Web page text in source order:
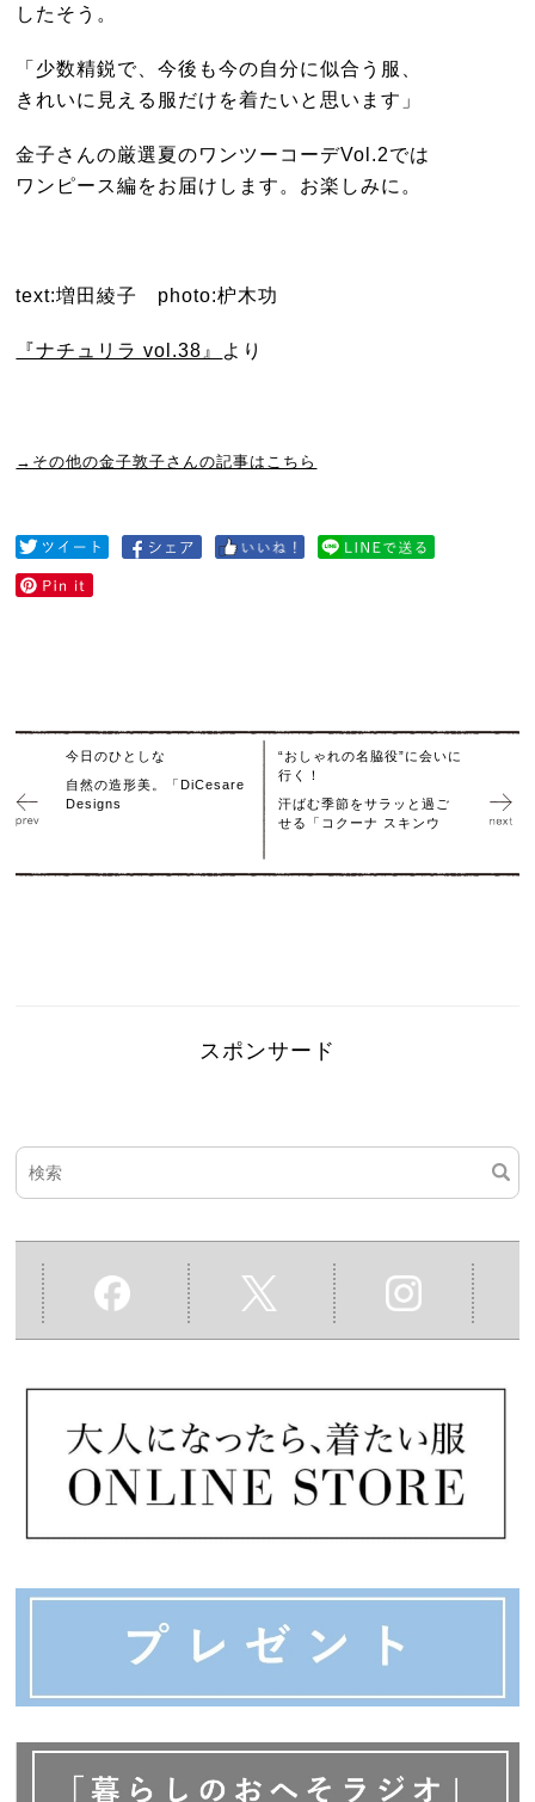
したそう。
「少数精鋭で、今後も今の自分に似合う服、
きれいに見える服だけを着たいと思います」
金子さんの厳選夏のワンツーコーデVol.2では
ワンピース編をお届けします。お楽しみに。
text:増田綾子 photo:枦木功
『ナチュリラ vol.38』 より
→その他の金子敦子さんの記事はこちら
今日のひとしな
自然の造形美。「DiCesare
Designs
“おしゃれの名脇役”に会いに
行く！
汗ばむ季節をサラッと過ご
せる「コクーナ スキンウ
スポンサード